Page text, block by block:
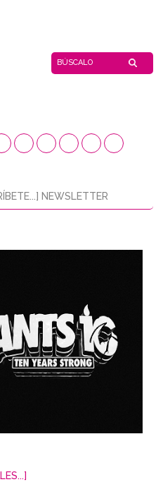
NEWSLETTER